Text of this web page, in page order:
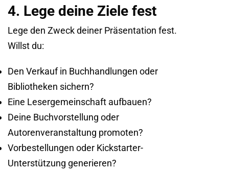
4. Lege deine Ziele fest
Lege den Zweck deiner Präsentation fest.
Willst du:
Den Verkauf in Buchhandlungen oder
Bibliotheken sichern?
Eine Lesergemeinschaft aufbauen?
Deine Buchvorstellung oder
Autorenveranstaltung promoten?
Vorbestellungen oder Kickstarter-
Unterstützung generieren?